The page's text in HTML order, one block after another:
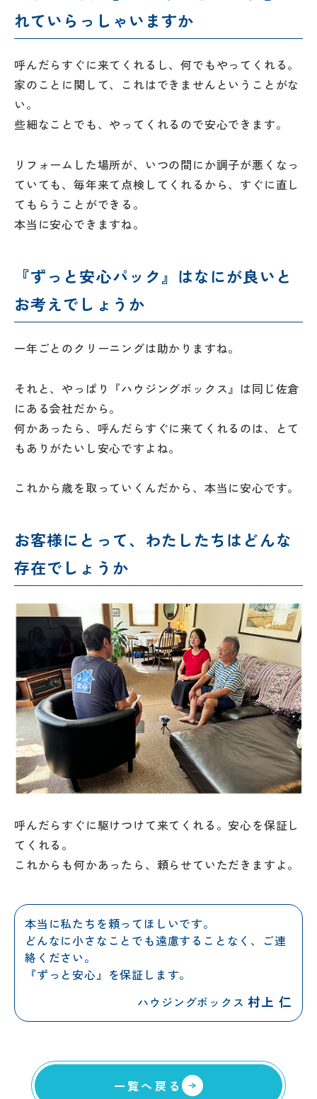
根塗装
ォーム
増改築・
リノベー
ション
修繕・小
工事
安心』通
信
コラム
支払い方
法
について
Q&A
スタッフ
紹介
ー
で
相
ベ
ン
0120-
れていらっしゃいますか
呼んだらすぐに来てくれるし、何でもやってくれる。
家のことに関して、これはできませんということがな
い。
些細なことでも、やってくれるので安心できます。
リフォームした場所が、いつの間にか調子が悪くなっ
ていても、毎年来て点検してくれるから、すぐに直し
てもらうことができる。
本当に安心できますね。
『ずっと安心パック』はなにが良いと
お考えでしょうか
一年ごとのクリーニングは助かりますね。
それと、やっぱり『ハウジングボックス』は同じ佐倉
にある会社だから。
何かあったら、呼んだらすぐに来てくれるのは、とて
もありがたいし安心ですよね。
これから歳を取っていくんだから、本当に安心です。
お客様にとって、わたしたちはどんな
存在でしょうか
呼んだらすぐに駆けつけて来てくれる。安心を保証し
てくれる。
これからも何かあったら、頼らせていただきますよ。
本当に私たちを頼ってほしいです。
どんなに小さなことでも遠慮することなく、ご連
絡ください。
『ずっと安心』を保証します。
ハウジングボックス村上 仁
一覧へ戻る